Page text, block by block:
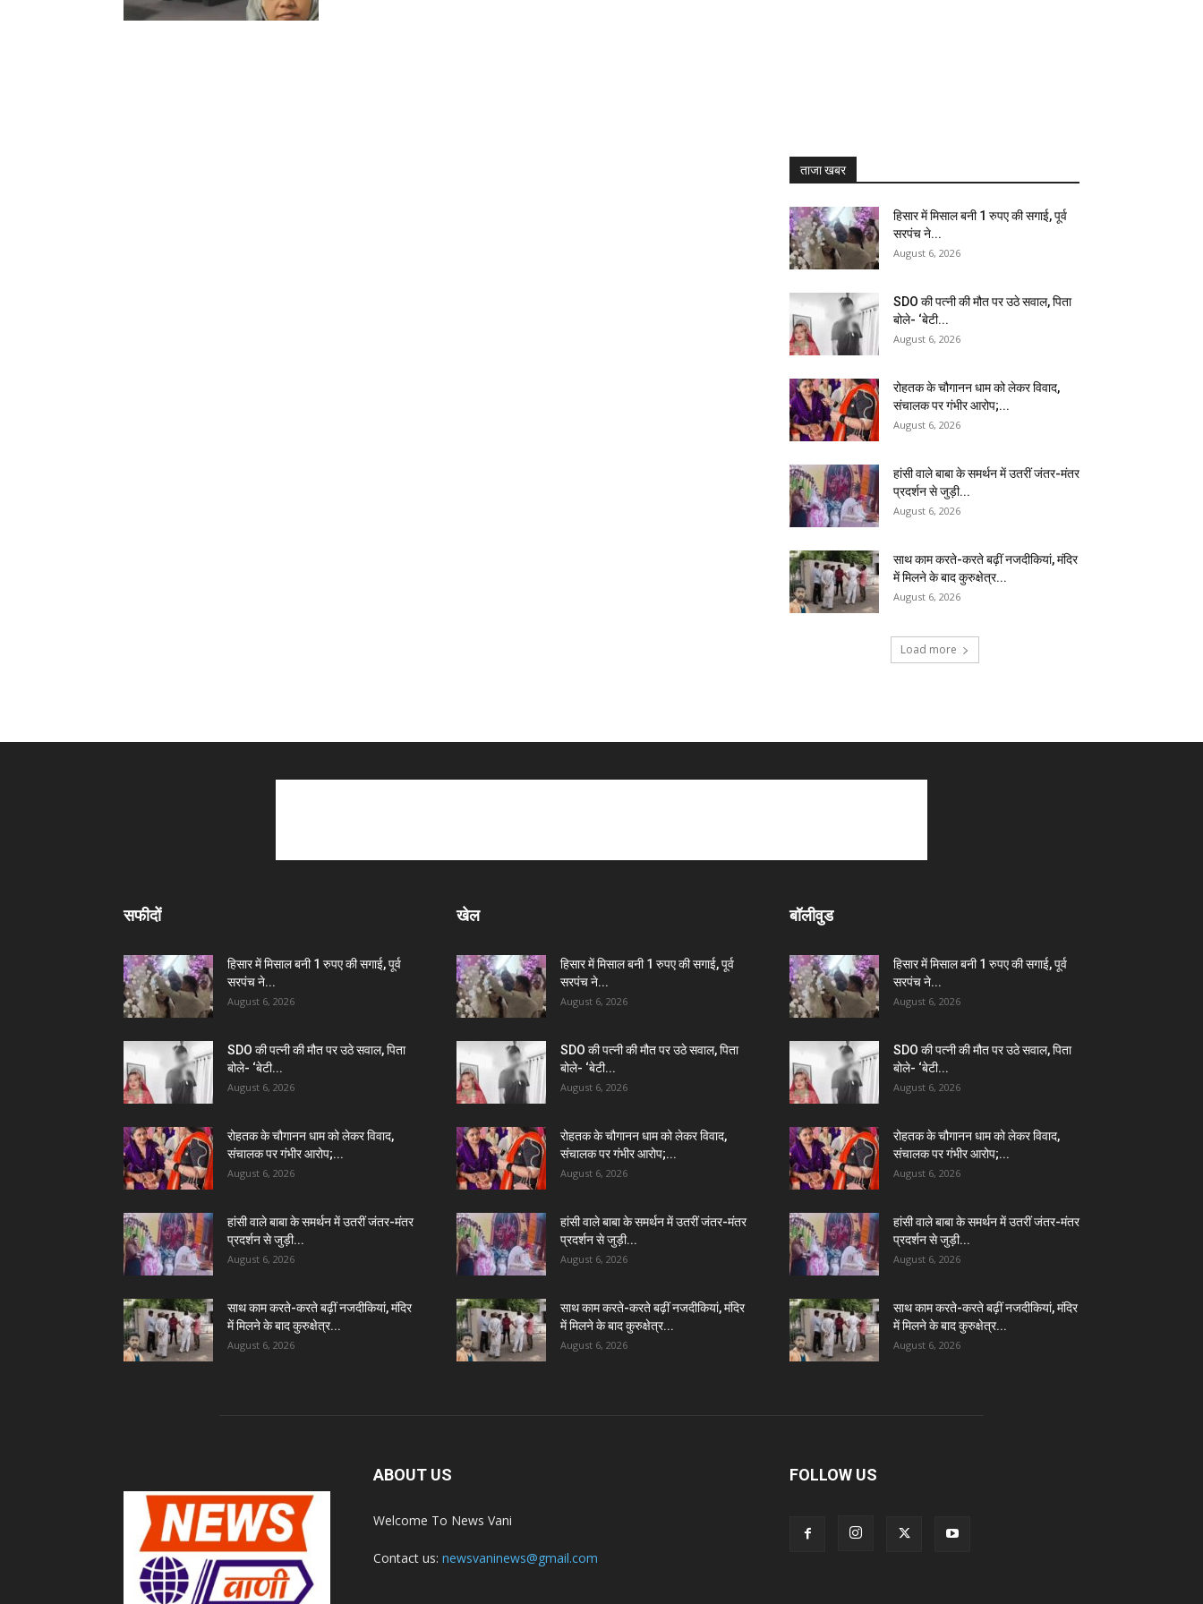
ताजा खबर
हिसार में मिसाल बनी 1 रुपए की सगाई, पूर्व
सरपंच ने...
August 6, 2026
SDO की पत्नी की मौत पर उठे सवाल, पिता
बोले- ‘बेटी...
August 6, 2026
रोहतक के चौगानन धाम को लेकर विवाद,
संचालक पर गंभीर आरोप;...
August 6, 2026
हांसी वाले बाबा के समर्थन में उतरीं जंतर-मंतर
प्रदर्शन से जुड़ी...
August 6, 2026
साथ काम करते-करते बढ़ीं नजदीकियां, मंदिर
में मिलने के बाद कुरुक्षेत्र...
August 6, 2026
Load more
सफीदों
हिसार में मिसाल बनी 1 रुपए की सगाई, पूर्व
सरपंच ने...
August 6, 2026
SDO की पत्नी की मौत पर उठे सवाल, पिता
बोले- ‘बेटी...
August 6, 2026
रोहतक के चौगानन धाम को लेकर विवाद,
संचालक पर गंभीर आरोप;...
August 6, 2026
हांसी वाले बाबा के समर्थन में उतरीं जंतर-मंतर
प्रदर्शन से जुड़ी...
August 6, 2026
साथ काम करते-करते बढ़ीं नजदीकियां, मंदिर
में मिलने के बाद कुरुक्षेत्र...
August 6, 2026
खेल
हिसार में मिसाल बनी 1 रुपए की सगाई, पूर्व
सरपंच ने...
August 6, 2026
SDO की पत्नी की मौत पर उठे सवाल, पिता
बोले- ‘बेटी...
August 6, 2026
रोहतक के चौगानन धाम को लेकर विवाद,
संचालक पर गंभीर आरोप;...
August 6, 2026
हांसी वाले बाबा के समर्थन में उतरीं जंतर-मंतर
प्रदर्शन से जुड़ी...
August 6, 2026
साथ काम करते-करते बढ़ीं नजदीकियां, मंदिर
में मिलने के बाद कुरुक्षेत्र...
August 6, 2026
बॉलीवुड
हिसार में मिसाल बनी 1 रुपए की सगाई, पूर्व
सरपंच ने...
August 6, 2026
SDO की पत्नी की मौत पर उठे सवाल, पिता
बोले- ‘बेटी...
August 6, 2026
रोहतक के चौगानन धाम को लेकर विवाद,
संचालक पर गंभीर आरोप;...
August 6, 2026
हांसी वाले बाबा के समर्थन में उतरीं जंतर-मंतर
प्रदर्शन से जुड़ी...
August 6, 2026
साथ काम करते-करते बढ़ीं नजदीकियां, मंदिर
में मिलने के बाद कुरुक्षेत्र...
August 6, 2026
ABOUT US
Welcome To News Vani
Contact us: newsvaninews@gmail.com
FOLLOW US